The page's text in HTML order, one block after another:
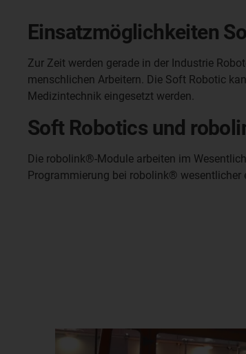
Einsatzmöglichkeiten
Zur Zeit werden gerade in der Industrie
menschlichen Arbeitern. Die Soft Robotic
Medizintechnik eingesetzt werden.
Soft Robotics und
Die robolink®-Module arbeiten im
Programmierung bei robolink® wesentlicher